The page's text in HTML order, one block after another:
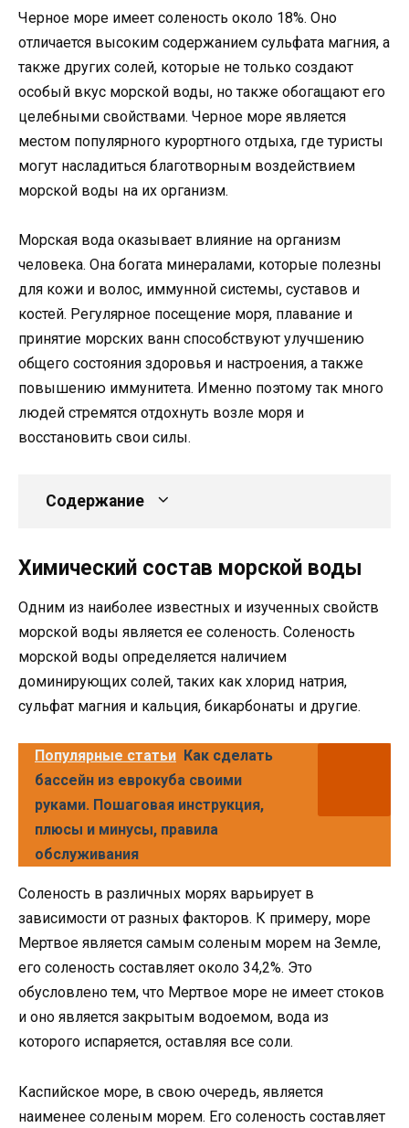
Черное море имеет соленость около 18%. Оно
отличается высоким содержанием сульфата магния, а
также других солей, которые не только создают
особый вкус морской воды, но также обогащают его
целебными свойствами. Черное море является
местом популярного курортного отдыха, где туристы
могут насладиться благотворным воздействием
морской воды на их организм.
Морская вода оказывает влияние на организм
человека. Она богата минералами, которые полезны
для кожи и волос, иммунной системы, суставов и
костей. Регулярное посещение моря, плавание и
принятие морских ванн способствуют улучшению
общего состояния здоровья и настроения, а также
повышению иммунитета. Именно поэтому так много
людей стремятся отдохнуть возле моря и
восстановить свои силы.
Содержание
Химический состав морской воды
Одним из наиболее известных и изученных свойств
морской воды является ее соленость. Соленость
морской воды определяется наличием
доминирующих солей, таких как хлорид натрия,
сульфат магния и кальция, бикарбонаты и другие.
Популярные статьи Как сделать
бассейн из еврокуба своими
руками. Пошаговая инструкция,
плюсы и минусы, правила
обслуживания
Соленость в различных морях варьирует в
зависимости от разных факторов. К примеру, море
Мертвое является самым соленым морем на Земле,
его соленость составляет около 34,2%. Это
обусловлено тем, что Мертвое море не имеет стоков
и оно является закрытым водоемом, вода из
которого испаряется, оставляя все соли.
Каспийское море, в свою очередь, является
наименее соленым морем. Его соленость составляет